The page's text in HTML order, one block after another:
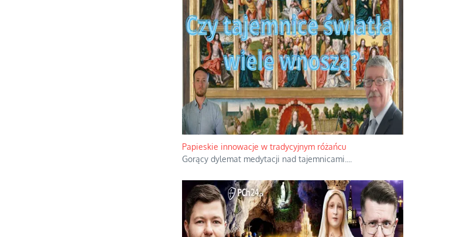
Papieskie innowacje w tradycyjnym różańcu
Gorący dylemat medytacji nad tajemnicami.